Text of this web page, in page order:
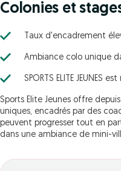
Colonies et
Taux d'encadrement
Ambiance colo unique
SPORTS ELITE JEUNES
Sports Elite Jeunes offre
uniques, encadrés par des
peuvent progresser tout en
dans une ambiance de mini-